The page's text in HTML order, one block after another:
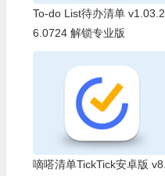
To-do List待办清单 v1.03.2
6.0724 解锁专业版
嘀嗒清单TickTick安卓版 v8.